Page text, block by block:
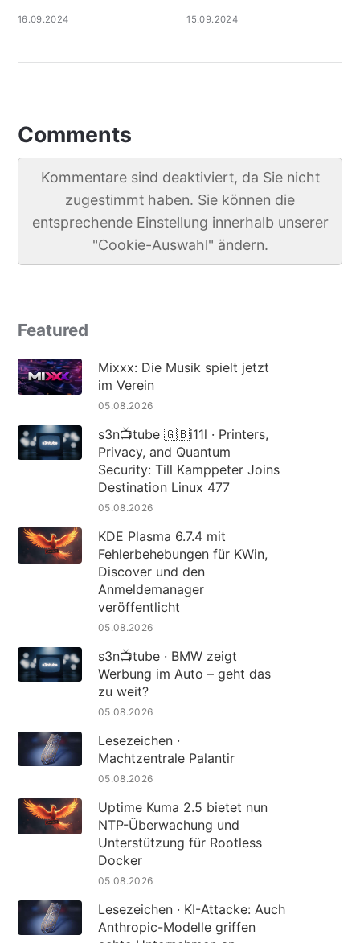
16.09.2024 15.09.2024
Comments
Kommentare sind deaktiviert, da Sie nicht
zugestimmt haben. Sie können die
entsprechende Einstellung innerhalb unserer
"Cookie-Auswahl" ändern.
Featured
Mixxx: Die Musik spielt jetzt
im Verein
05.08.2026
s3n📺tube 🇬🇧i11l · Printers,
Privacy, and Quantum
Security: Till Kamppeter Joins
Destination Linux 477
05.08.2026
KDE Plasma 6.7.4 mit
Fehlerbehebungen für KWin,
Discover und den
Anmeldemanager
veröffentlicht
05.08.2026
s3n📺tube · BMW zeigt
Werbung im Auto – geht das
zu weit?
05.08.2026
Lesezeichen ·
Machtzentrale Palantir
05.08.2026
Uptime Kuma 2.5 bietet nun
NTP-Überwachung und
Unterstützung für Rootless
Docker
05.08.2026
Lesezeichen · KI-Attacke: Auch
Anthropic-Modelle griffen